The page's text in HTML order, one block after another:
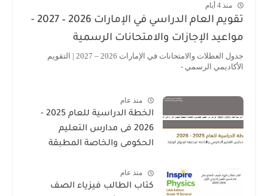
منذ 4 أيام
تقويم العام الدراسي في الإمارات 2026 – 2027 -
مواعيد الإجازات والامتحانات الرسمية
جدول العطلات والامتحانات في الإمارات 2026 – 2027 | التقويم
الأكاديمي الرسمي -
منذ عام
الخطة الدراسية للعام 2025 -
2026 فى مدارس التعليم
الحكومى والخاصة المطبقة
منذ عام
كتاب الطالب فيزياء الصف